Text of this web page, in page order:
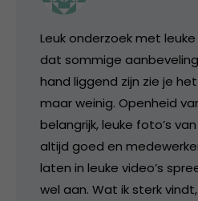
Leuk onderzoek met
dat sommige
hand liggend zijn zie je
maar weinig. Openheid
belangrijk, leuke foto’s
altijd goed en
laten in leuke video’s
wel aan. Wat ik sterk